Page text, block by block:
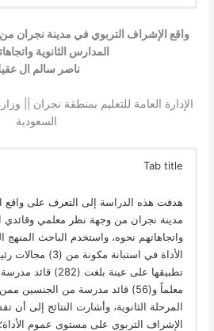
واقع الإشراف التربوي في مدينة نجران
المدارس الثانوية
ناصر سالم ال
الإدارة العامة للتعليم بمنطقة نجران ||
السعودية
Tab title
هدفت هذه الدراسة إلى التعرف على واقع
مدينة نجران من وجهة نظر معلمي وقائدي
واتجاهاتهم نحوه، واستخدم الباحث
معلماً و(56) قائد مدرسة من الجنسين
المرحلة الثانوية، وأشارت النتائج إلى أن
الإشراف التربوي على مستوى عموم